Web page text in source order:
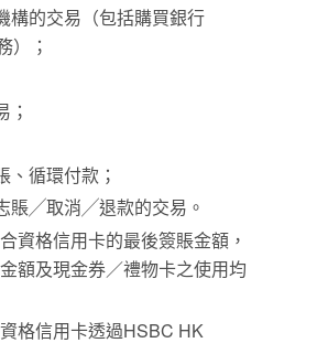
構的交易（包括購買銀行
）；
；
、循環付款；
賬╱取消╱退款的交易。
資格信用卡的最後簽賬金額，
額及現金券／禮物卡之使用均
格信用卡透過HSBC HK